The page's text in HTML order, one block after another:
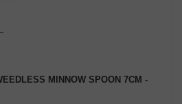
MINNOW SPOON 7CM -